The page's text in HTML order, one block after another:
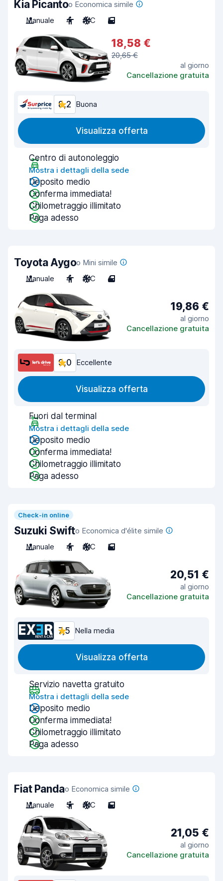
Kia Picantoo Economica simile
Manuale
4 A/C 5
18,58 €
20,65 €
al giorno
Cancellazione gratuita
8,2 Buona
Visualizza offerta
Centro di autonoleggio
Mostra i dettagli della sede
Deposito medio
Conferma immediata!
Chilometraggio illimitato
Paga adesso
Toyota Aygoo Mini simile
Manuale
4 A/C 4
19,86 €
al giorno
Cancellazione gratuita
9,0 Eccellente
Visualizza offerta
Fuori dal terminal
Mostra i dettagli della sede
Deposito medio
Conferma immediata!
Chilometraggio illimitato
Paga adesso
Check-in online
Suzuki Swifto Economica d'élite simile
Manuale
4 A/C 5
20,51 €
al giorno
Cancellazione gratuita
7,5 Nella media
Visualizza offerta
Servizio navetta gratuito
Mostra i dettagli della sede
Deposito medio
Conferma immediata!
Chilometraggio illimitato
Paga adesso
Fiat Pandao Economica simile
Manuale
5 A/C 5
21,05 €
al giorno
Cancellazione gratuita